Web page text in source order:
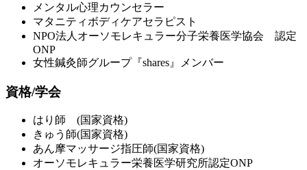
メンタル心理カウンセラー
マタニティボディケアセラピスト
NPO法人オーソモレキュラー分子栄養医学協会 認定
ONP
女性鍼灸師グループ『shares』メンバー
資格/学会
はり師 (国家資格)
きゅう師(国家資格)
あん摩マッサージ指圧師(国家資格)
オーソモレキュラー栄養医学研究所認定ONP